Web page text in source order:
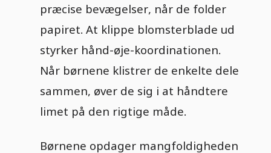
præcise bevægelser, når de folder
papiret. At klippe blomsterblade ud
styrker hånd-øje-koordinationen.
Når børnene klistrer de enkelte dele
sammen, øver de sig i at håndtere
limet på den rigtige måde.
Børnene opdager mangfoldigheden